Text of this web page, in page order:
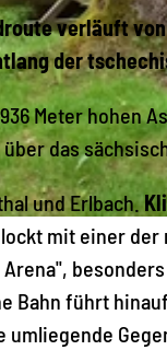
verläuft
der
Meter hohen
das
und Erlbach.
mit einer der
Bahn führt
umliegende